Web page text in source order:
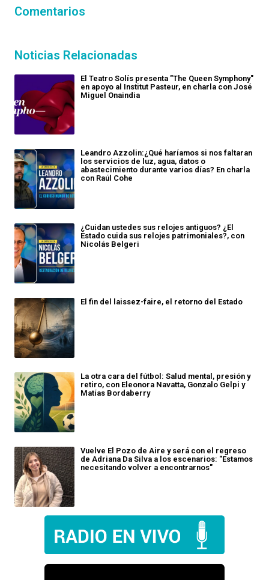
Comentarios
Noticias Relacionadas
El Teatro Solís presenta "The Queen Symphony"
en apoyo al Institut Pasteur, en charla con José
Miguel Onaindia
Leandro Azzolin:¿Qué haríamos si nos faltaran
los servicios de luz, agua, datos o
abastecimiento durante varios días? En charla
con Raúl Cohe
¿Cuidan ustedes sus relojes antiguos? ¿El
Estado cuida sus relojes patrimoniales?, con
Nicolás Belgeri
El fin del laissez-faire, el retorno del Estado
La otra cara del fútbol: Salud mental, presión y
retiro, con Eleonora Navatta, Gonzalo Gelpi y
Matías Bordaberry
Vuelve El Pozo de Aire y será con el regreso
de Adriana Da Silva a los escenarios: "Estamos
necesitando volver a encontrarnos"